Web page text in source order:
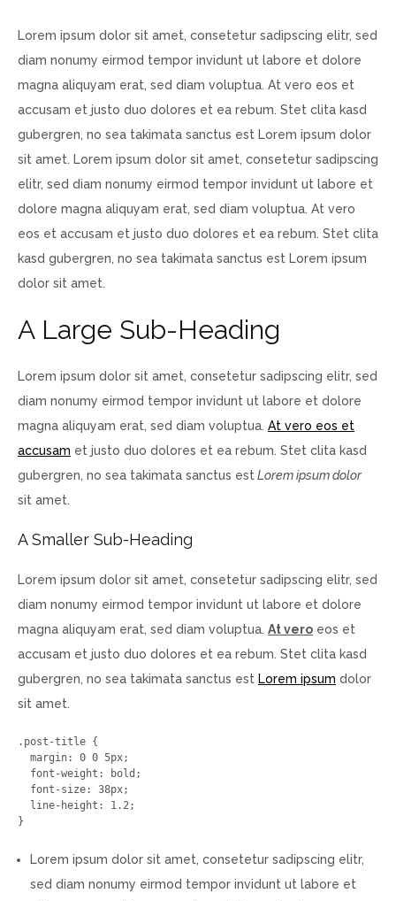
Lorem ipsum dolor sit amet, consetetur sadipscing elitr, sed
diam nonumy eirmod tempor invidunt ut labore et dolore
magna aliquyam erat, sed diam voluptua. At vero eos et
accusam et justo duo dolores et ea rebum. Stet clita kasd
gubergren, no sea takimata sanctus est Lorem ipsum dolor
sit amet. Lorem ipsum dolor sit amet, consetetur sadipscing
elitr, sed diam nonumy eirmod tempor invidunt ut labore et
dolore magna aliquyam erat, sed diam voluptua. At vero
eos et accusam et justo duo dolores et ea rebum. Stet clita
kasd gubergren, no sea takimata sanctus est Lorem ipsum
dolor sit amet.
A Large Sub-Heading
Lorem ipsum dolor sit amet, consetetur sadipscing elitr, sed
diam nonumy eirmod tempor invidunt ut labore et dolore
magna aliquyam erat, sed diam voluptua. At vero eos et
accusam et justo duo dolores et ea rebum. Stet clita kasd
gubergren, no sea takimata sanctus estLorem ipsum dolor
sit amet.
A Smaller Sub-Heading
Lorem ipsum dolor sit amet, consetetur sadipscing elitr, sed
diam nonumy eirmod tempor invidunt ut labore et dolore
magna aliquyam erat, sed diam voluptua. At vero eos et
accusam et justo duo dolores et ea rebum. Stet clita kasd
gubergren, no sea takimata sanctus est Lorem ipsum dolor
sit amet.
.post-title {
  margin: 0 0 5px;
  font-weight: bold;
  font-size: 38px;
  line-height: 1.2;
}
Lorem ipsum dolor sit amet, consetetur sadipscing elitr,
sed diam nonumy eirmod tempor invidunt ut labore et